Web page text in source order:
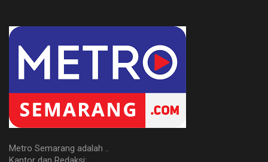
Metro Semarang adalah ..